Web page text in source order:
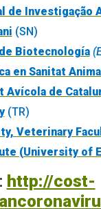
de Investigação
(SN)
Biotecnología
en Sanitat
Avícola de
(TR)
Veterinary
(University of
http://cost-